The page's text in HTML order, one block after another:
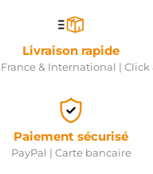
Livraison rapide
& International | Click
Paiement sécurisé
PayPal | Carte bancaire